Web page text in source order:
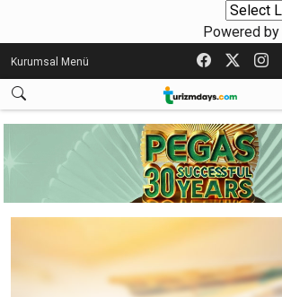
Powered by
Kurumsal Menü